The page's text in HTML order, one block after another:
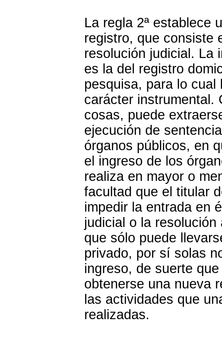
La regla 2ª establece
registro, que consiste
resolución judicial. La
es la del registro
pesquisa, para lo
carácter instrumental.
cosas, puede
ejecución de
órganos públicos, en
el ingreso de los
realiza en mayor o
facultad que el titular
impedir la entrada en
judicial o la
que sólo puede
privado, por sí solas
ingreso, de suerte
obtenerse una nueva
las actividades que
realizadas.